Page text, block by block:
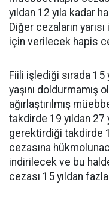
yıldan 12 yıla kadar
Diğer cezaların
için verilecek hapis
Fiili işlediği sırada 15
yaşını doldurmamış
ağırlaştırılmış
takdirde 19 yıldan 27
gerektirdiği takdirde
cezasına
indirilecek ve bu
cezası 15 yıldan